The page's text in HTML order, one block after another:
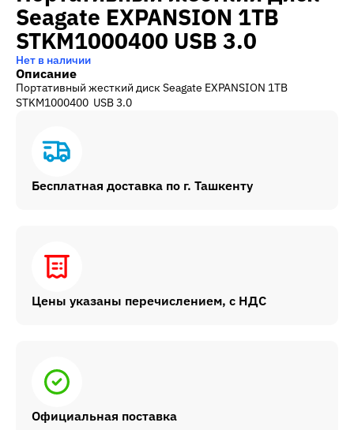
Seagate EXPANSION 1TB
STKM1000400 USB 3.0
Нет в наличии
Описание
Портативный жесткий диск Seagate EXPANSION 1TB
STKM1000400 USB 3.0
Бесплатная доставка по г. Ташкенту
Цены указаны перечислением, с НДС
Официальная поставка